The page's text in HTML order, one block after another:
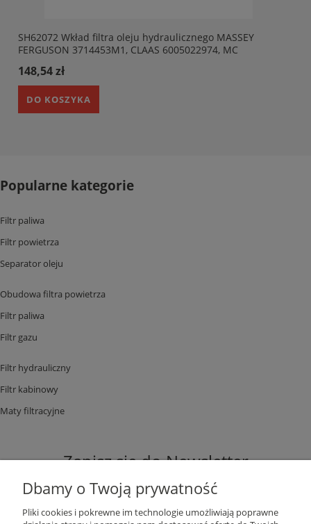
SH62072 Wkład filtra oleju hydraulicznego MASSEY
FERGUSON 3714453M1, CLAAS 6005022974, MC
SH62072
148,54 zł
DO KOSZYKA
Popularne kategorie
Filtr paliwa
Filtr powietrza
Separator oleju
Obudowa filtra powietrza
Filtr paliwa
Filtr gazu
Filtr hydrauliczny
Filtr kabinowy
Maty filtracyjne
Zapisz się do Newsletter
Dbamy o Twoją prywatność
Pliki cookies i pokrewne im technologie umożliwiają poprawne